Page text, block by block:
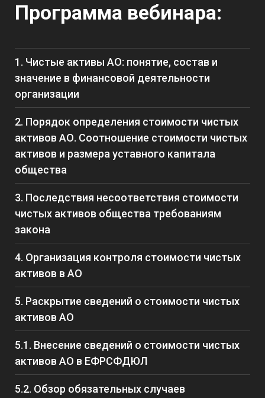
Программа вебинара:
1. Чистые активы АО: понятие, состав и
значение в финансовой деятельности
организации
2. Порядок определения стоимости чистых
активов АО. Соотношение стоимости чистых
активов и размера уставного капитала
общества
3. Последствия несоответствия стоимости
чистых активов общества требованиям
закона
4. Организация контроля стоимости чистых
активов в АО
5. Раскрытие сведений о стоимости чистых
активов АО
5.1. Внесение сведений о стоимости чистых
активов АО в ЕФРСФДЮЛ
5.2. Обзор обязательных случаев